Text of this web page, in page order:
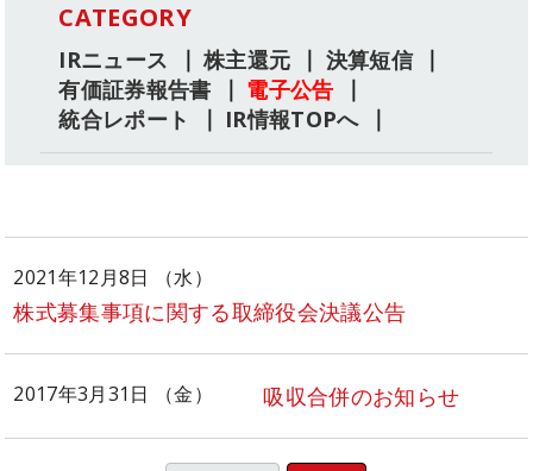
CATEGORY
IRニュース 株主還元
決算短信
有価証券報告書
電子公告
統合レポート
IR情報TOPへ
2021年12月8日 （水）
株式募集事項に関する取締役会決議公告
2017年3月31日 （金） 吸収合併のお知らせ